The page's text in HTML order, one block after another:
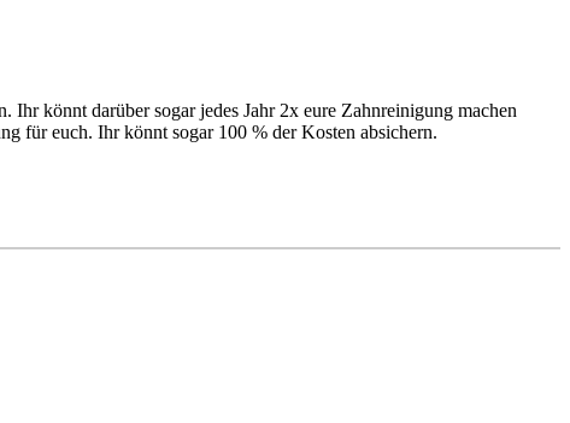
könnt darüber sogar jedes Jahr 2x eure Zahnreinigung machen
für euch. Ihr könnt sogar 100 % der Kosten absichern.